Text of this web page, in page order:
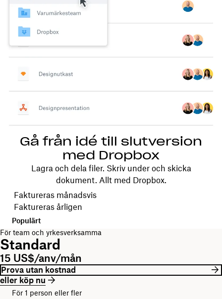
Gå från idé till slutversion
med Dropbox
Lagra och dela filer. Skriv under och skicka
dokument. Allt med Dropbox.
Välj faktureringscykel
Faktureras månadsvis
Faktureras årligen
Populärt
För team och yrkesverksamma
Standard
15 US$/anv/mån
Prova utan kostnad
eller köp nu
För 1 person eller fler